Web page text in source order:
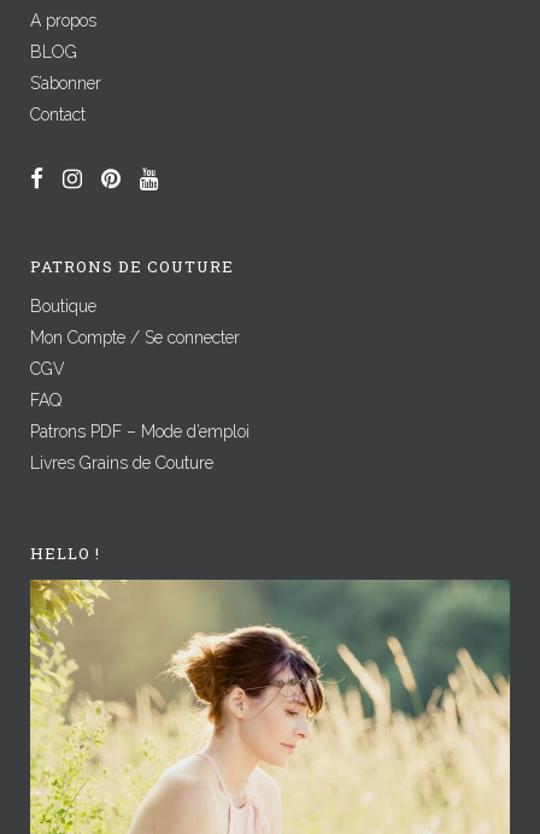
A propos
BLOG
S’abonner
Contact
PATRONS DE COUTURE
Boutique
Mon Compte / Se connecter
CGV
FAQ
Patrons PDF – Mode d’emploi
Livres Grains de Couture
HELLO !